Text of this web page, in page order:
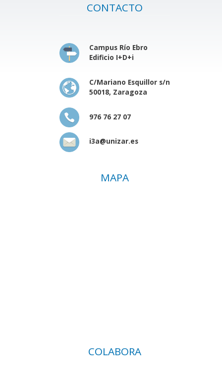
CONTACTO
Campus Río Ebro
Edificio I+D+i
C/Mariano Esquillor s/n
50018, Zaragoza
976 76 27 07
i3a@unizar.es
MAPA
COLABORA